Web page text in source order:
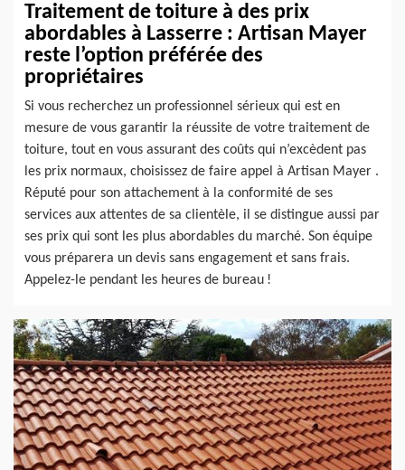
Traitement de toiture à des prix
abordables à Lasserre : Artisan Mayer
reste l’option préférée des
propriétaires
Si vous recherchez un professionnel sérieux qui est en
mesure de vous garantir la réussite de votre traitement de
toiture, tout en vous assurant des coûts qui n’excèdent pas
les prix normaux, choisissez de faire appel à Artisan Mayer .
Réputé pour son attachement à la conformité de ses
services aux attentes de sa clientèle, il se distingue aussi par
ses prix qui sont les plus abordables du marché. Son équipe
vous préparera un devis sans engagement et sans frais.
Appelez-le pendant les heures de bureau !